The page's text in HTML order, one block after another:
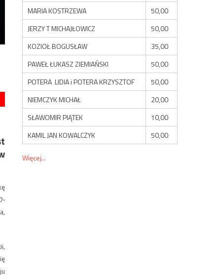
MARIA KOSTRZEWA
50,00
JERZY T MICHAJŁOWICZ
50,00
KOZIOŁ BOGUSŁAW
35,00
PAWEŁ ŁUKASZ ZIEMIAŃSKI
50,00
POTERA LIDIA i POTERA KRZYSZTOF
50,00
NIEMCZYK MICHAŁ
20,00
SŁAWOMIR PIĄTEK
10,00
KAMIL JAN KOWALCZYK
50,00
Więcej...